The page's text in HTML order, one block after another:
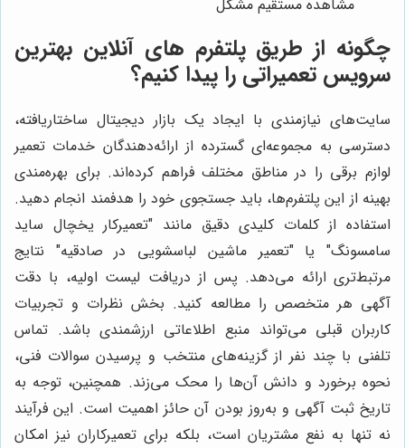
مشاهده مستقیم مشکل
چگونه از طریق پلتفرم های آنلاین بهترین
سرویس تعمیراتی را پیدا کنیم؟
سایت‌های نیازمندی با ایجاد یک بازار دیجیتال ساختاریافته،
دسترسی به مجموعه‌ای گسترده از ارائه‌دهندگان خدمات تعمیر
لوازم برقی را در مناطق مختلف فراهم کرده‌اند. برای بهره‌مندی
بهینه از این پلتفرم‌ها، باید جستجوی خود را هدفمند انجام دهید.
استفاده از کلمات کلیدی دقیق مانند "تعمیرکار یخچال ساید
سامسونگ" یا "تعمیر ماشین لباسشویی در صادقیه" نتایج
مرتبط‌تری ارائه می‌دهد. پس از دریافت لیست اولیه، با دقت
آگهی هر متخصص را مطالعه کنید. بخش نظرات و تجربیات
کاربران قبلی می‌تواند منبع اطلاعاتی ارزشمندی باشد. تماس
تلفنی با چند نفر از گزینه‌های منتخب و پرسیدن سوالات فنی،
نحوه برخورد و دانش آن‌ها را محک می‌زند. همچنین، توجه به
تاریخ ثبت آگهی و به‌روز بودن آن حائز اهمیت است. این فرآیند
نه تنها به نفع مشتریان است، بلکه برای تعمیرکاران نیز امکان